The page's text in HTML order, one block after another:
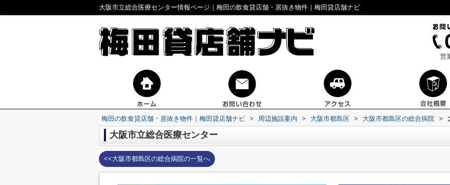
大阪市立総合医療センター情報ページ｜梅田の飲食貸店舗・居抜き物件｜梅田貸店舗ナビ
営
梅田の飲食貸店舗・居抜き物件｜梅田貸店舗ナビ > 周辺施設案内 > 大阪市都島区 > 大阪市都島区の総合病院 >
大阪市立総合医療センター
<<大阪市都島区の総合病院の一覧へ